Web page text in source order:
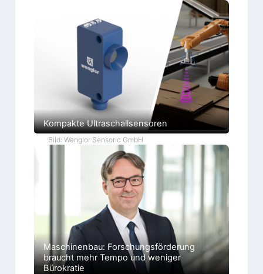
Kompakte Ultraschallsensoren
Bild: Wenglor Sensoric GmbH
Maschinenbau: Forschungsförderung
braucht mehr Tempo und weniger
Bürokratie